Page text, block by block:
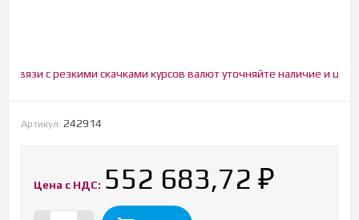
с резкими скачками курсов валют уточняйте наличие и цену!
Артикул: 242914
Цена с НДС: 552 683,72 ₽